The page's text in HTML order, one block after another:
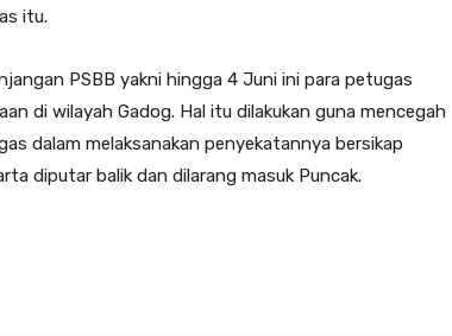
itu.
PSBB yakni hingga 4 Juni ini para petugas
di wilayah Gadog. Hal itu dilakukan guna mencegah
dalam melaksanakan penyekatannya bersikap
diputar balik dan dilarang masuk Puncak.